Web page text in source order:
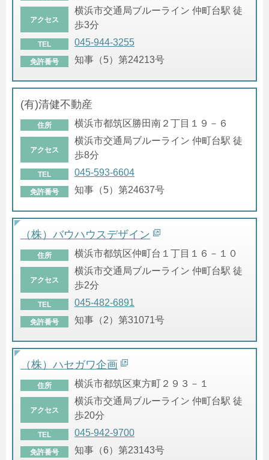
アクセス
横浜市交通局ブルーライン 仲町台駅 徒
歩3分
TEL 045-944-3255
免許番号 知事（5）第24213号
(有)清健不動産
住所 横浜市都筑区勝田南２丁目１９－６
アクセス
横浜市交通局ブルーライン 仲町台駅 徒
歩8分
TEL 045-593-6604
免許番号 知事（5）第24637号
（株）バウハウスデザイン
住所 横浜市都筑区仲町台１丁目１６－１０
アクセス
横浜市交通局ブルーライン 仲町台駅 徒
歩2分
TEL 045-482-6891
免許番号 知事（2）第31071号
（株）ハセガワ企画
住所 横浜市都筑区東方町２９３－１
アクセス
横浜市交通局ブルーライン 仲町台駅 徒
歩20分
TEL 045-942-9700
免許番号 知事（6）第23143号